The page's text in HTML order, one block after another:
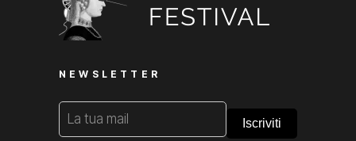
NEWSLETTER